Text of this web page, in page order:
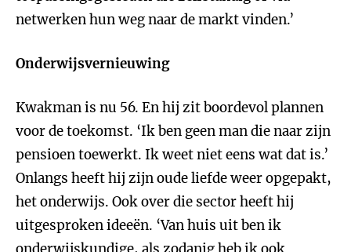
netwerken hun weg naar de markt vinden.’
Onderwijsvernieuwing
Kwakman is nu 56. En hij zit boordevol plannen
voor de toekomst. ‘Ik ben geen man die naar zijn
pensioen toewerkt. Ik weet niet eens wat dat is.’
Onlangs heeft hij zijn oude liefde weer opgepakt,
het onderwijs. Ook over die sector heeft hij
uitgesproken ideeën. ‘Van huis uit ben ik